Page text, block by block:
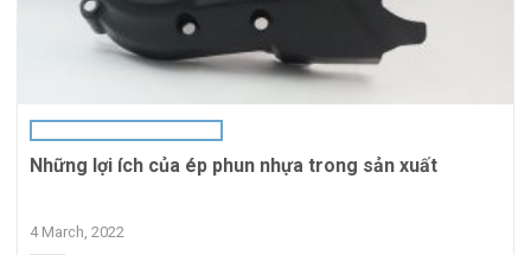
Những lợi ích của ép phun nhựa trong sản xuất
4 March, 2022